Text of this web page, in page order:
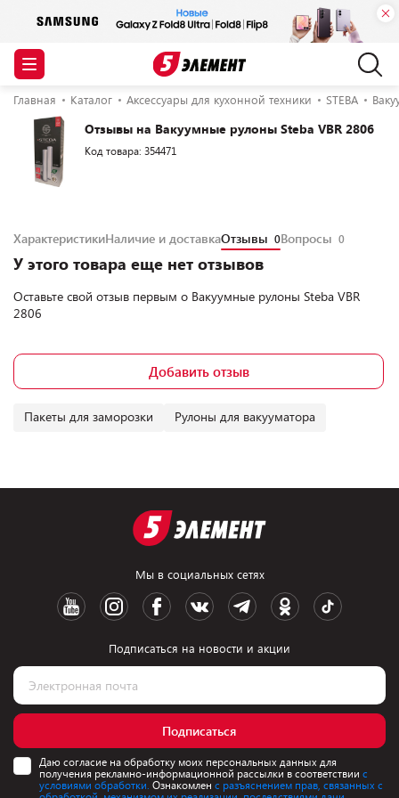
Главная Каталог Аксессуары для кухонной техники STEBA
Отзывы на Вакуумные рулоны Steba VBR 2806
Код товара: 354471
ХарактеристикиНаличие и доставкаОтзывы 0Вопросы 0
У этого товара еще нет отзывов
Оставьте свой отзыв первым о Вакуумные рулоны Steba VBR
2806
Добавить отзыв
Пакеты для заморозки Рулоны для вакууматора
Мы в социальных сетях
Подписаться на новости и акции
Подписаться
Даю согласие на обработку моих персональных данных для
получения рекламно-информационной рассылки в соответствии с
условиями обработки. Ознакомлен с разъяснением прав, связанных с